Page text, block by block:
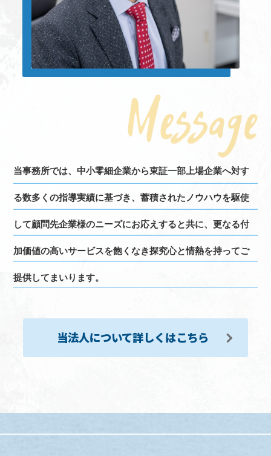
当事務所では、中小零細企業から東証一部上場企業へ対す
る数多くの指導実績に基づき、蓄積されたノウハウを駆使
して顧問先企業様のニーズにお応えすると共に、更なる付
加価値の高いサービスを飽くなき探究心と情熱を持ってご
提供してまいります。
当法人について詳しくはこちら